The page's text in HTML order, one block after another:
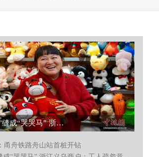
浙江舟山：甬舟铁路舟山站首桩开钻...
甬舟铁路舟山站首桩开钻